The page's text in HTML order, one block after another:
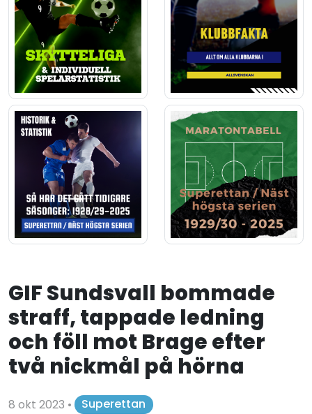
GIF Sundsvall bommade
straff, tappade ledning
och föll mot Brage efter
två nickmål på hörna
8 okt 2023 • Superettan